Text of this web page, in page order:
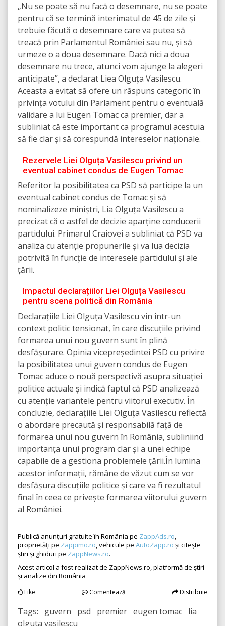
„Nu se poate să nu facă o desemnare, nu se poate
pentru că se termină interimatul de 45 de zile și
trebuie făcută o desemnare care va putea să
treacă prin Parlamentul României sau nu, și să
urmeze o a doua desemnare. Dacă nici a doua
desemnare nu trece, atunci vom ajunge la alegeri
anticipate”, a declarat Liea Olguța Vasilescu.
Aceasta a evitat să ofere un răspuns categoric în
privința votului din Parlament pentru o eventuală
validare a lui Eugen Tomac ca premier, dar a
subliniat că este important ca programul acestuia
să fie clar și să corespundă intereselor naționale.
Rezervele Liei Olguța Vasilescu privind un
eventual cabinet condus de Eugen Tomac
Referitor la posibilitatea ca PSD să participe la un
eventual cabinet condus de Tomac și să
nominalizeze miniștri, Lia Olguța Vasilescu a
precizat că o astfel de decizie aparține conducerii
partidului. Primarul Craiovei a subliniat că PSD va
analiza cu atenție propunerile și va lua decizia
potrivită în funcție de interesele partidului și ale
țării.
Impactul declarațiilor Liei Olguța Vasilescu
pentru scena politică din România
Declarațiile Liei Olguța Vasilescu vin într-un
context politic tensionat, în care discuțiile privind
formarea unui nou guvern sunt în plină
desfășurare. Opinia vicepreședintei PSD cu privire
la posibilitatea unui guvern condus de Eugen
Tomac aduce o nouă perspectivă asupra situației
politice actuale și indică faptul că PSD analizează
cu atenție variantele pentru viitorul executiv. În
concluzie, declarațiile Liei Olguța Vasilescu reflectă
o abordare precaută și responsabilă față de
formarea unui nou guvern în România, subliniind
importanța unui program clar și a unei echipe
capabile de a gestiona problemele țării.În lumina
acestor informații, rămâne de văzut cum se vor
desfășura discuțiile politice și care va fi rezultatul
final în ceea ce privește formarea viitorului guvern
al României.
Publică anunțuri gratuite în România pe ZappAds.ro,
proprietăți pe Zappimo.ro, vehicule pe AutoZapp.ro și citește
știri și ghiduri pe ZappNews.ro.
Acest articol a fost realizat de ZappNews.ro, platformă de știri
și analize din România
Like Comentează Distribuie
Tags: guvern psd premier eugen tomac lia
olguta vasilescu